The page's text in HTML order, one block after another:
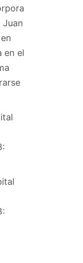
Juan
en el